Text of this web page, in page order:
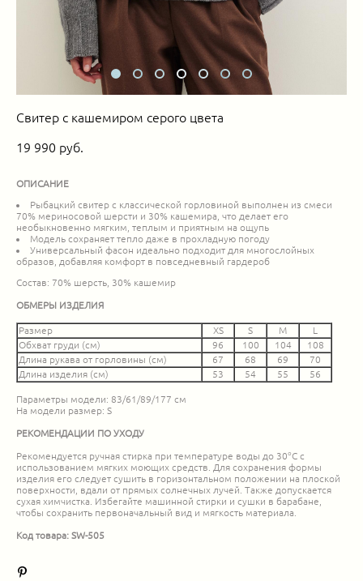
Свитер с кашемиром серого цвета
19 990 pуб.
ОПИСАНИЕ
Рыбацкий свитер с классической горловиной выполнен из смеси
70% мериносовой шерсти и 30% кашемира, что делает его
необыкновенно мягким, теплым и приятным на ощупь
Модель сохраняет тепло даже в прохладную погоду
Универсальный фасон идеально подходит для многослойных
образов, добавляя комфорт в повседневный гардероб
Состав: 70% шерсть, 30% кашемир
ОБМЕРЫ ИЗДЕЛИЯ
Размер XS S M
L
Обхват груди (см)
96 100 104
108
Длина рукава от горловины (см)
67 68 69
70
Длина изделия (см)
53 54 55 56
Параметры модели: 83/61/89/177 см
На модели размер: S
РЕКОМЕНДАЦИИ ПО УХОДУ
Рекомендуется ручная стирка при температуре воды до 30°C с
использованием мягких моющих средств. Для сохранения формы
изделия его следует сушить в горизонтальном положении на плоской
поверхности, вдали от прямых солнечных лучей. Также допускается
сухая химчистка. Избегайте машинной стирки и сушки в барабане,
чтобы сохранить первоначальный вид и мягкость материала.
Код товара: SW-505